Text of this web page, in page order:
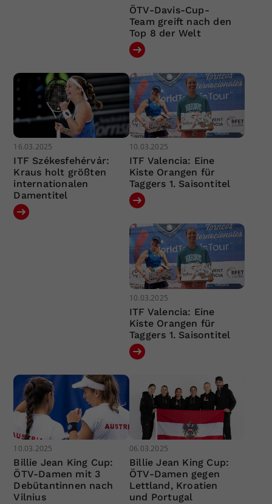
ÖTV-Davis-Cup-
Team greift nach den
Top 8 der Welt
16.03.2025
ITF Székesfehérvár:
Kraus holt größten
internationalen
Damentitel
10.03.2025
ITF Valencia: Eine
Kiste Orangen für
Taggers 1. Saisontitel
10.03.2025
ITF Valencia: Eine
Kiste Orangen für
Taggers 1. Saisontitel
10.03.2025
Billie Jean King Cup:
ÖTV-Damen mit 3
Debütantinnen nach
Vilnius
06.03.2025
Billie Jean King Cup:
ÖTV-Damen gegen
Lettland, Kroatien
und Portugal